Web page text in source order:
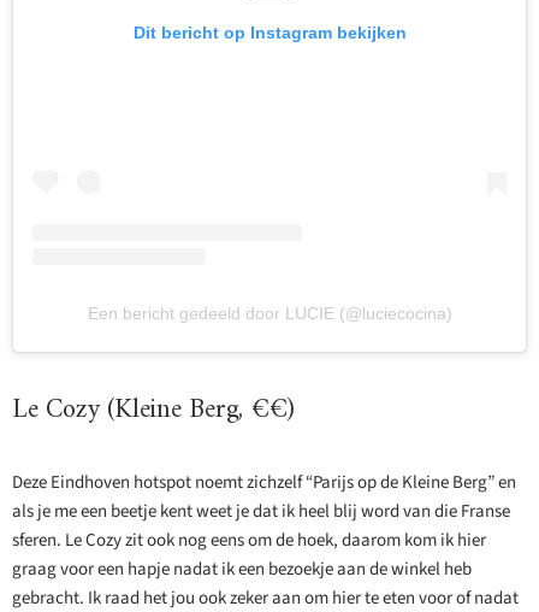
Dit bericht op Instagram bekijken
Een bericht gedeeld door LUCIE (@luciecocina)
Le Cozy (Kleine Berg, €€)
Deze Eindhoven hotspot noemt zichzelf “Parijs op de Kleine Berg” en
als je me een beetje kent weet je dat ik heel blij word van die Franse
sferen. Le Cozy zit ook nog eens om de hoek, daarom kom ik hier
graag voor een hapje nadat ik een bezoekje aan de winkel heb
gebracht. Ik raad het jou ook zeker aan om hier te eten voor of nadat